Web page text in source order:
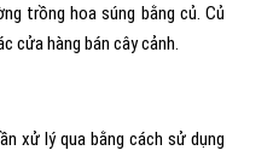
trồng hoa súng bằng củ. Củ
cửa hàng bán cây cảnh.
xử lý qua bằng cách sử dụng